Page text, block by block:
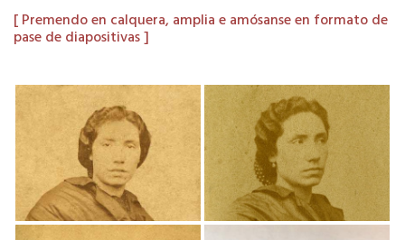
[ Premendo en calquera, amplia e amósanse en formato de
pase de diapositivas ]